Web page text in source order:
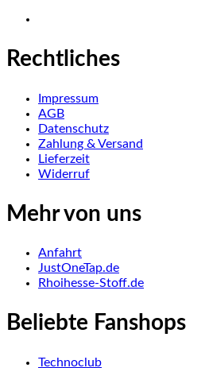
Rechtliches
Impressum
AGB
Datenschutz
Zahlung & Versand
Lieferzeit
Widerruf
Mehr von uns
Anfahrt
JustOneTap.de
Rhoihesse-Stoff.de
Beliebte Fanshops
Technoclub